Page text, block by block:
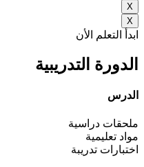
X
X
ابدأ التعلم الأن
الدورة التدريبية
الدرس
ملحقات دراسية
مواد تعليمية
اختبارات تدريبة